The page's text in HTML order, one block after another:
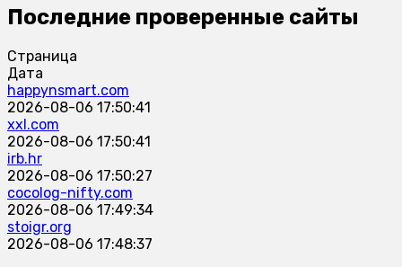
Последние проверенные сайты
Страница
Дата
happynsmart.com
2026-08-06 17:50:41
xxl.com
2026-08-06 17:50:41
irb.hr
2026-08-06 17:50:27
cocolog-nifty.com
2026-08-06 17:49:34
stoigr.org
2026-08-06 17:48:37